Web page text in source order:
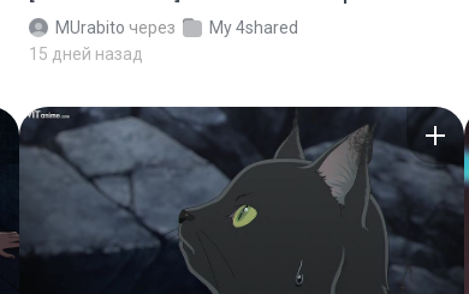
MUrabito через
My 4shared
15 дней назад